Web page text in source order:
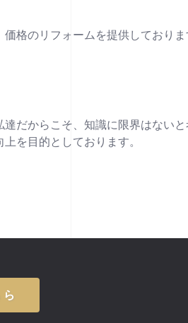
格のリフォームを提供しており
だからこそ、知識に限界はない
を目的としております。